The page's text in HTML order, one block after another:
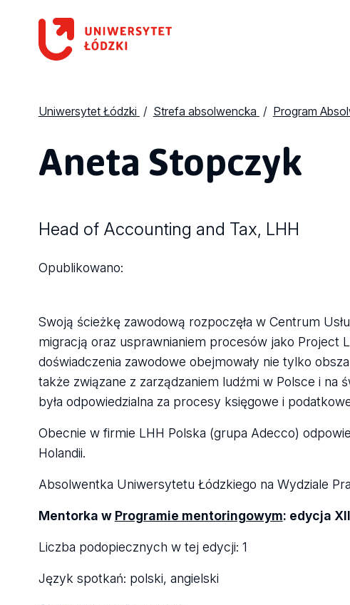
Uniwersytet Łódzki Strefa absolwencka Program
Aneta Stopczyk
Head of Accounting and Tax, LHH
Opublikowano:
Swoją ścieżkę zawodową rozpoczęła w Centrum
migracją oraz usprawnianiem procesów jako Project
doświadczenia zawodowe obejmowały nie tylko
także związane z zarządzaniem ludźmi w Polsce i na
była odpowiedzialna za procesy księgowe i
Obecnie w firmie LHH Polska (grupa Adecco)
Holandii.
Absolwentka Uniwersytetu Łódzkiego na Wydziale
Mentorka w Programie mentoringowym: edycja
Liczba podopiecznych w tej edycji: 1
Język spotkań: polski, angielski